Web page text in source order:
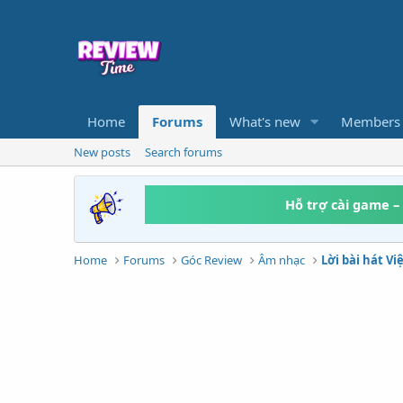
Home Forums What's new Members
New posts Search forums
Hỗ trợ cài game
Home Forums Góc Review Âm nhạc Lời bài hát